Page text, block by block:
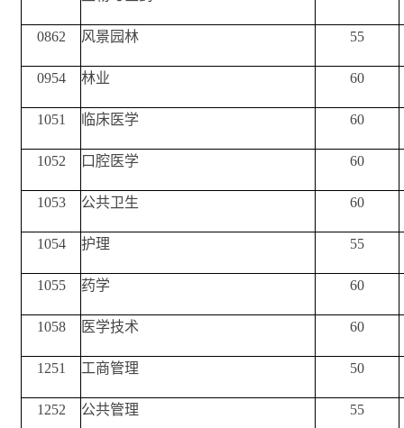
0862 风景园林 55
0954 林业 60
1051 临床医学 60
1052 口腔医学 60
1053 公共卫生 60
1054 护理 55
1055 药学 60
1058 医学技术 60
1251 工商管理 50
1252 公共管理 55